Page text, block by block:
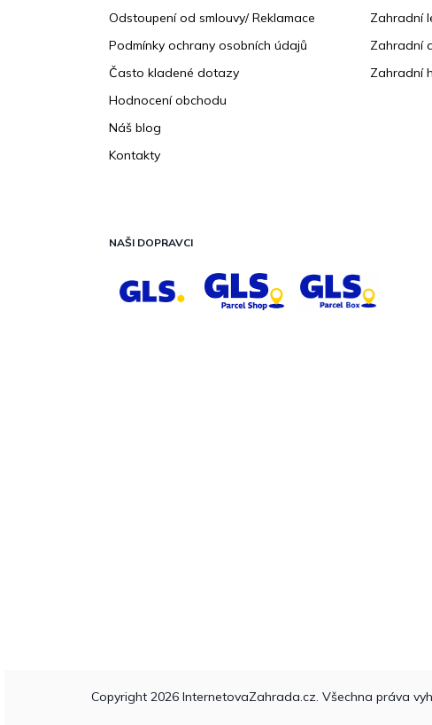
Odstoupení od smlouvy/ Reklamace
Podmínky ochrany osobních údajů
Často kladené dotazy
Hodnocení obchodu
Náš blog
Kontakty
Zahradní
Zahradní
Zahradní
NAŠI DOPRAVCI
Copyright 2026 InternetovaZahrada.cz. Všechna práva